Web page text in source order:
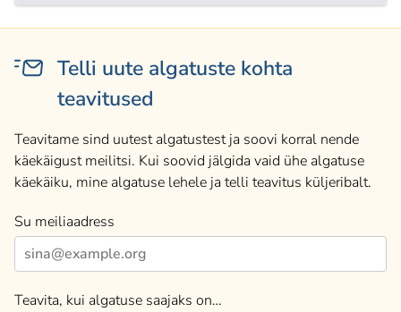
Telli uute algatuste kohta
teavitused
Teavitame sind uutest algatustest ja soovi korral nende
käekäigust meilitsi. Kui soovid jälgida vaid ühe algatuse
käekäiku, mine algatuse lehele ja telli teavitus küljeribalt.
Su meiliaadress
Teavita, kui algatuse saajaks on…